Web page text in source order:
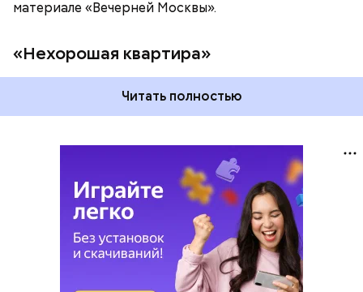
материале «Вечерней Москвы».
«Нехорошая квартира»
Читать полностью